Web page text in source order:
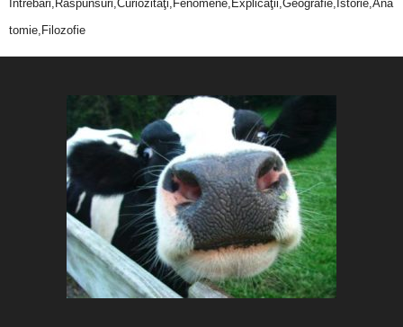
Întrebări,Răspunsuri,Curiozităţi,Fenomene,Explicaţii,Geografie,Istorie,Ana
tomie,Filozofie